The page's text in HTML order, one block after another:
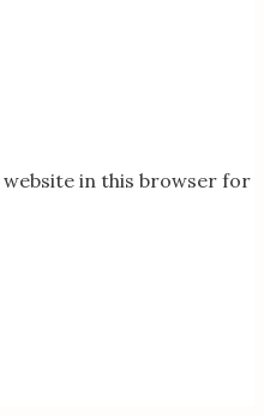
website in this browser for